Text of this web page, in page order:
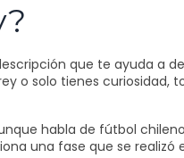
que te ayuda a
o solo tienes curiosidad,
habla de fútbol
una fase que se realizó